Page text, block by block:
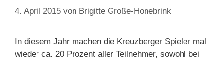
4. April 2015 von Brigitte Große-Honebrink
In diesem Jahr machen die Kreuzberger Spieler mal
wieder ca. 20 Prozent aller Teilnehmer, sowohl bei